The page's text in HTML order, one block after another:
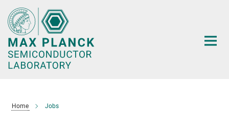
Main-
Content
Home Jobs